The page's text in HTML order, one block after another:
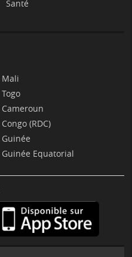
Santé
Mali
Togo
Cameroun
Congo (RDC)
Guinée
Guinée Equatorial